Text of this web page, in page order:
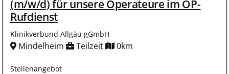
(m/w/d) für unsere Operateure im OP-
Rufdienst
Klinikverbund Allgäu gGmbH
Mindelheim Teilzeit 0km
Stellenangebot